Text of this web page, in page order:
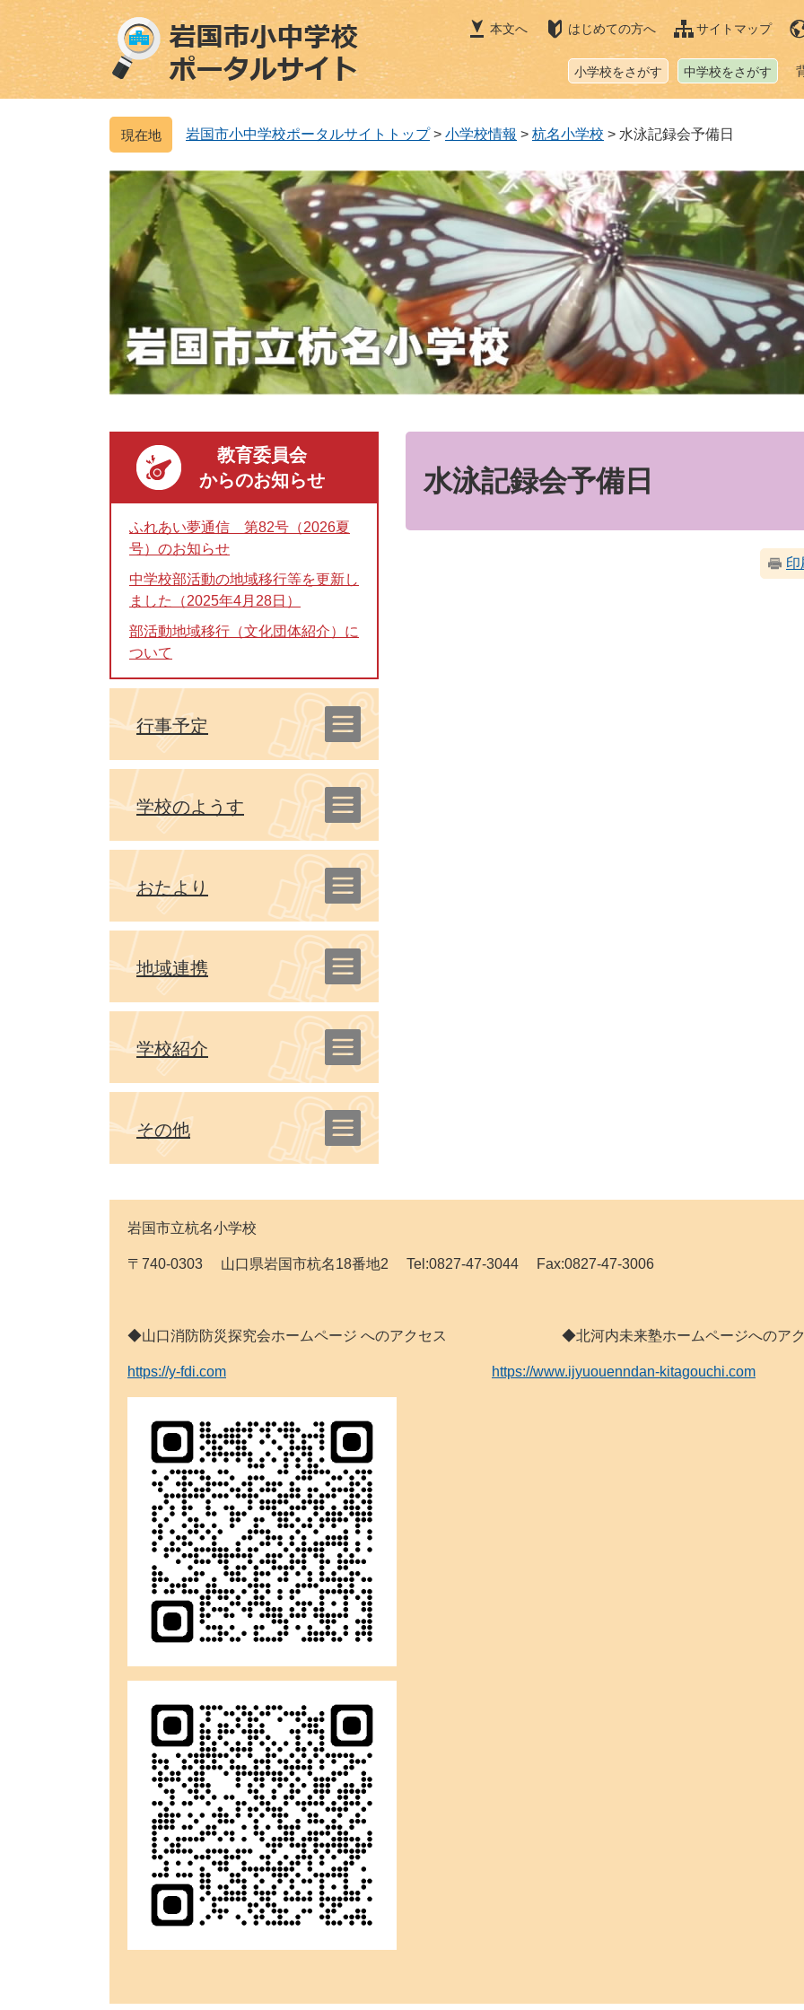
ジ
の
先
ュ
ー
を
本文へ はじめての方へ サイトマップ
小学校をさがす 中学校をさがす
岩国市小中学校ポータルサイトトップ > 小学校情報 > 杭名小学校 > 水泳記録会予備日
水泳記録会予備日
印
教育委員会
からのお知らせ
ふれあい夢通信 第82号（2026夏
号）のお知らせ
中学校部活動の地域移行等を更新し
ました（2025年4月28日）
部活動地域移行（文化団体紹介）に
ついて
行事予定
学校のようす
おたより
地域連携
学校紹介
その他
岩国市立杭名小学校
〒740-0303 山口県岩国市杭名18番地2 Tel:0827-47-3044 Fax:0827-47-3006
◆山口消防防災探究会ホームページ へのアクセス ◆北河内未来塾ホームページへのアク
https://y-fdi.com https://www.ijyuouenndan-kitagouchi.com